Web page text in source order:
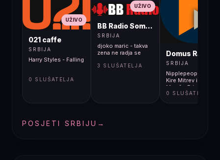
UŽIVO
021 caffe
SRBIJA
Harry Styles - Falling
0 SLUŠATELJA
UŽIVO
BB Radio Sombor
SRBIJA
djoko maric - takva
zena ne radja se
3 SLUŠATELJA
Domus Radio
SRBIJA
Nipplepeople feat.
Kire Mitrev i Slavica
Maraš - Frka
0 SLUŠATELJA
POSJETI SRBIJU →